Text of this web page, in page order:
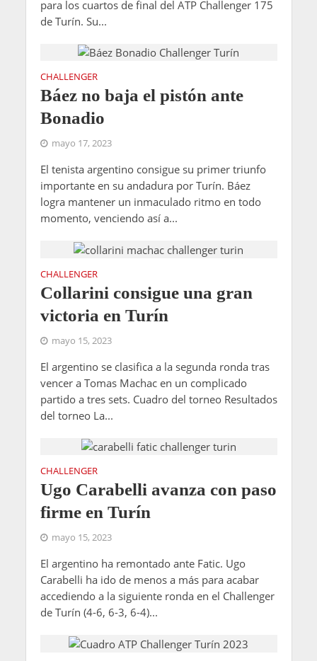
para los cuartos de final del ATP Challenger 175
de Turín. Su...
CHALLENGER
Báez no baja el pistón ante
Bonadio
mayo 17, 2023
El tenista argentino consigue su primer triunfo
importante en su andadura por Turín. Báez
logra mantener un inmaculado ritmo en todo
momento, venciendo así a...
CHALLENGER
Collarini consigue una gran
victoria en Turín
mayo 15, 2023
El argentino se clasifica a la segunda ronda tras
vencer a Tomas Machac en un complicado
partido a tres sets. Cuadro del torneo Resultados
del torneo La...
CHALLENGER
Ugo Carabelli avanza con paso
firme en Turín
mayo 15, 2023
El argentino ha remontado ante Fatic. Ugo
Carabelli ha ido de menos a más para acabar
accediendo a la siguiente ronda en el Challenger
de Turín (4-6, 6-3, 6-4)...